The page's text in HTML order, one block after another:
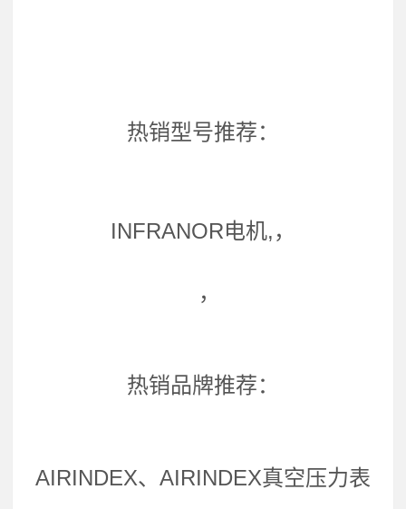
热销型号推荐：
INFRANOR电机,，
，
热销品牌推荐：
AIRINDEX、AIRINDEX真空压力表